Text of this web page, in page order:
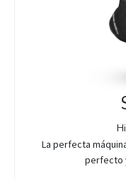
La perfecta
perfecto